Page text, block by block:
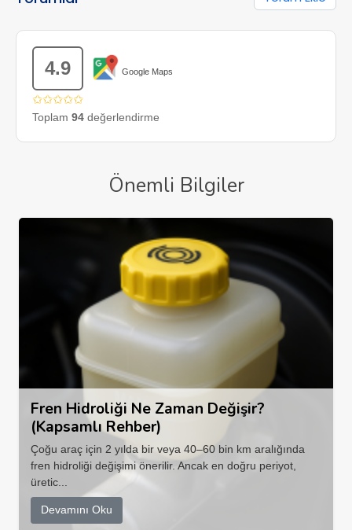
4.9 Google Maps
✩✩✩✩✩
Toplam 94 değerlendirme
Önemli Bilgiler
Fren Hidroliği Ne Zaman Değişir?
(Kapsamlı Rehber)
Çoğu araç için 2 yılda bir veya 40–60 bin km aralığında
fren hidroliği değişimi önerilir. Ancak en doğru periyot,
üretic...
Devamını Oku